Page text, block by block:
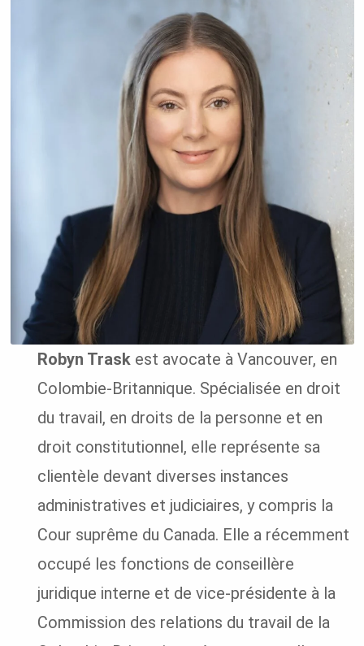
Robyn Trask est avocate à Vancouver, en
Colombie-Britannique. Spécialisée en droit
du travail, en droits de la personne et en
droit constitutionnel, elle représente sa
clientèle devant diverses instances
administratives et judiciaires, y compris la
Cour suprême du Canada. Elle a récemment
occupé les fonctions de conseillère
juridique interne et de vice-présidente à la
Commission des relations du travail de la